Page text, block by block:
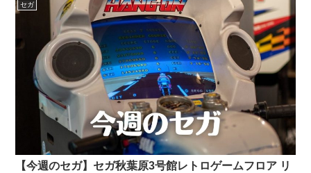
セガ
【今週のセガ】セガ秋葉原3号館レトロゲームフロア リ